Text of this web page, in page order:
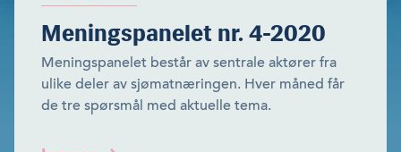
Meningspanelet nr. 4-2020
Meningspanelet består av sentrale aktører fra
ulike deler av sjømatnæringen. Hver måned får
de tre spørsmål med aktuelle tema.